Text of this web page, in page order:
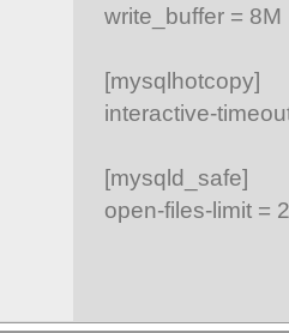
write_buffer = 8M
[mysqlhotcopy]
interactive-
[mysqld_safe]
open-files-limit =